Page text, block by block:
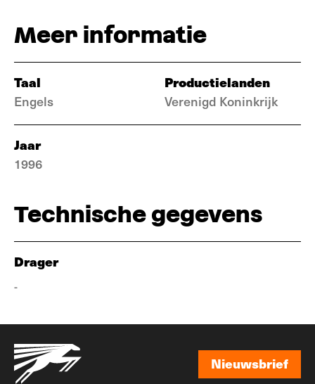
Meer informatie
Taal
Engels
Productielanden
Verenigd Koninkrijk
Jaar
1996
Technische gegevens
Drager
-
Nieuwsbrief